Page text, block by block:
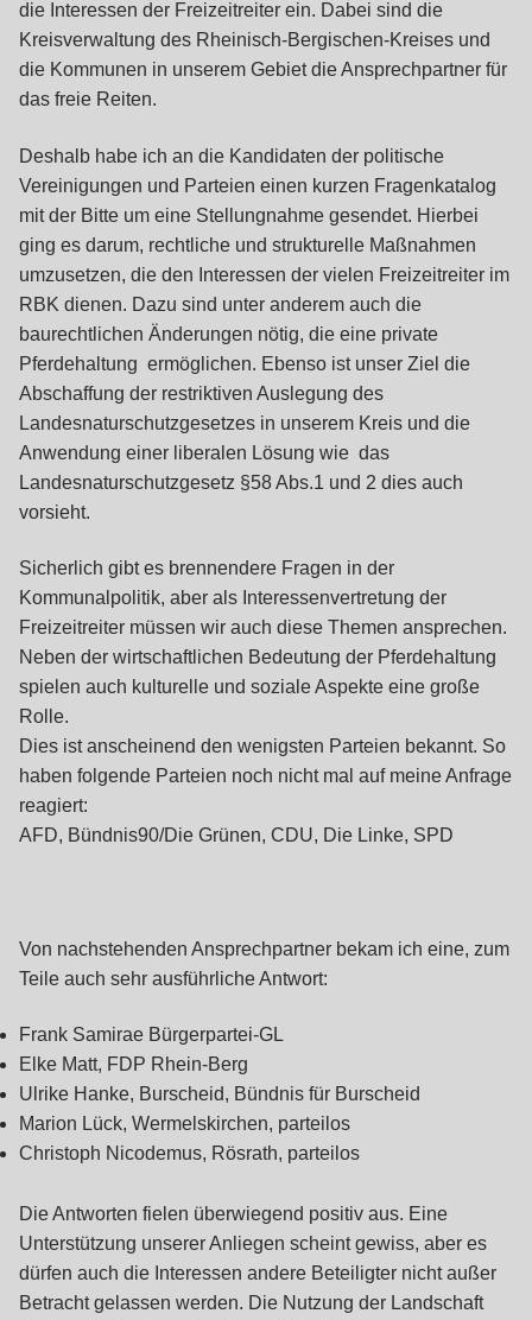
die Interessen der Freizeitreiter ein. Dabei sind die
Kreisverwaltung des Rheinisch-Bergischen-Kreises und
die Kommunen in unserem Gebiet die Ansprechpartner für
das freie Reiten.
Deshalb habe ich an die Kandidaten der politische
Vereinigungen und Parteien einen kurzen Fragenkatalog
mit der Bitte um eine Stellungnahme gesendet. Hierbei
ging es darum, rechtliche und strukturelle Maßnahmen
umzusetzen, die den Interessen der vielen Freizeitreiter im
RBK dienen. Dazu sind unter anderem auch die
baurechtlichen Änderungen nötig, die eine private
Pferdehaltung ermöglichen. Ebenso ist unser Ziel die
Abschaffung der restriktiven Auslegung des
Landesnaturschutzgesetzes in unserem Kreis und die
Anwendung einer liberalen Lösung wie das
Landesnaturschutzgesetz §58 Abs.1 und 2 dies auch
vorsieht.
Sicherlich gibt es brennendere Fragen in der
Kommunalpolitik, aber als Interessenvertretung der
Freizeitreiter müssen wir auch diese Themen ansprechen.
Neben der wirtschaftlichen Bedeutung der Pferdehaltung
spielen auch kulturelle und soziale Aspekte eine große
Rolle.
Dies ist anscheinend den wenigsten Parteien bekannt. So
haben folgende Parteien noch nicht mal auf meine Anfrage
reagiert:
AFD, Bündnis90/Die Grünen, CDU, Die Linke, SPD
Von nachstehenden Ansprechpartner bekam ich eine, zum
Teile auch sehr ausführliche Antwort:
Frank Samirae Bürgerpartei-GL
Elke Matt, FDP Rhein-Berg
Ulrike Hanke, Burscheid, Bündnis für Burscheid
Marion Lück, Wermelskirchen, parteilos
Christoph Nicodemus, Rösrath, parteilos
Die Antworten fielen überwiegend positiv aus. Eine
Unterstützung unserer Anliegen scheint gewiss, aber es
dürfen auch die Interessen andere Beteiligter nicht außer
Betracht gelassen werden. Die Nutzung der Landschaft